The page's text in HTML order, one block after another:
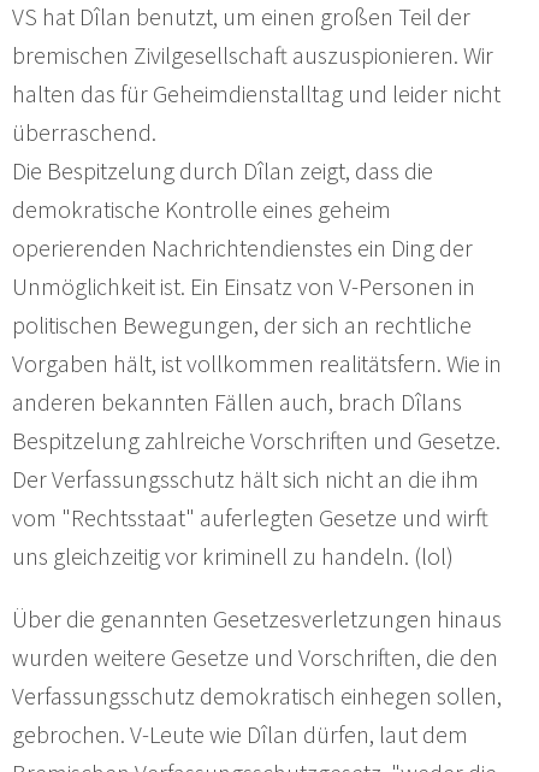
VS hat Dîlan benutzt, um einen großen Teil der
bremischen Zivilgesellschaft auszuspionieren. Wir
halten das für Geheimdienstalltag und leider nicht
überraschend.
Die Bespitzelung durch Dîlan zeigt, dass die
demokratische Kontrolle eines geheim
operierenden Nachrichtendienstes ein Ding der
Unmöglichkeit ist. Ein Einsatz von V-Personen in
politischen Bewegungen, der sich an rechtliche
Vorgaben hält, ist vollkommen realitätsfern. Wie in
anderen bekannten Fällen auch, brach Dîlans
Bespitzelung zahlreiche Vorschriften und Gesetze.
Der Verfassungsschutz hält sich nicht an die ihm
vom "Rechtsstaat" auferlegten Gesetze und wirft
uns gleichzeitig vor kriminell zu handeln. (lol)
Über die genannten Gesetzesverletzungen hinaus
wurden weitere Gesetze und Vorschriften, die den
Verfassungsschutz demokratisch einhegen sollen,
gebrochen. V-Leute wie Dîlan dürfen, laut dem